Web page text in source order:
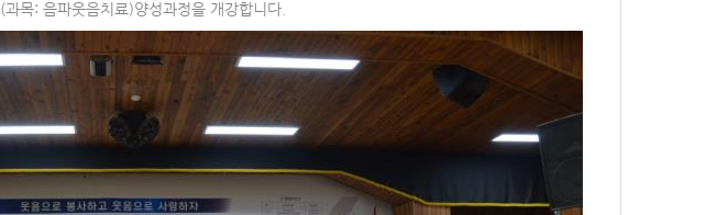
(과목: 음파웃음치료)양성과정을 개강합니다.